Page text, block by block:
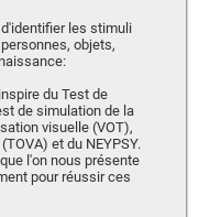
les stimuli
objets,
du Test de
de simulation de la
visuelle (VOT),
et du NEYPSY.
l'on nous présente
pour réussir ces